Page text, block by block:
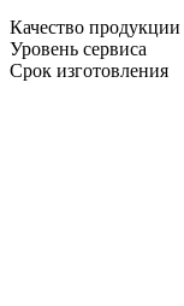
Качество продукции
Уровень сервиса
Срок изготовления